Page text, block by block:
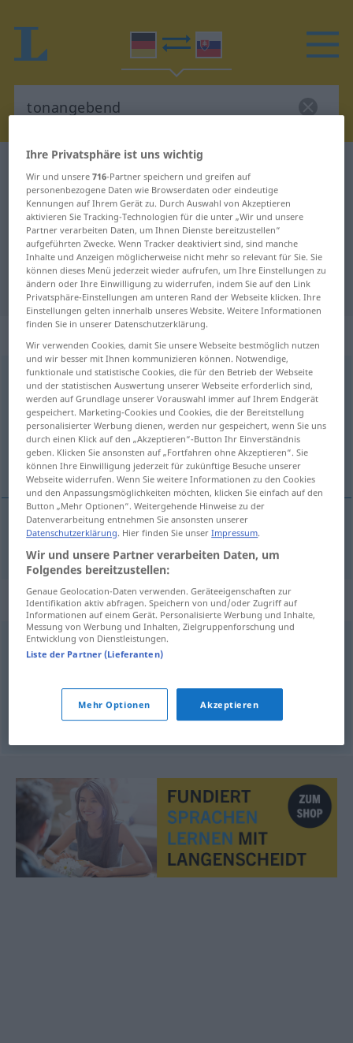
Deutsch-Slowakisch Übersetzung
für "tonangebend"
"tonangebend" Slowakisch
Übersetzung
tonangebend
Übersicht aller Übersetzungen
(Für mehr Details die Übersetzung anklicken/antippen)
udávajúci tón
udávajúcitón tonangebend
Synonyme für "tonangebend"
maßgebend
Ihre Privatsphäre ist uns wichtig
Wir und unsere716-Partner speichern und greifen auf
personenbezogene Daten wie Browserdaten oder eindeutige
Kennungen auf Ihrem Gerät zu. Durch Auswahl von Akzeptieren
aktivieren Sie Tracking-Technologien für die unter „Wir und unsere
Partner verarbeiten Daten, um Ihnen Dienste bereitzustellen“
aufgeführten Zwecke. Wenn Tracker deaktiviert sind, sind manche
Inhalte und Anzeigen möglicherweise nicht mehr so relevant für Sie. Sie
können dieses Menü jederzeit wieder aufrufen, um Ihre Einstellungen zu
ändern oder Ihre Einwilligung zu widerrufen, indem Sie auf den Link
Privatsphäre-Einstellungen am unteren Rand der Webseite klicken. Ihre
Einstellungen gelten innerhalb unseres Website. Weitere Informationen
finden Sie in unserer Datenschutzerklärung.
Wir verwenden Cookies, damit Sie unsere Webseite bestmöglich nutzen
und wir besser mit Ihnen kommunizieren können. Notwendige,
funktionale und statistische Cookies, die für den Betrieb der Webseite
und der statistischen Auswertung unserer Webseite erforderlich sind,
werden auf Grundlage unserer Vorauswahl immer auf Ihrem Endgerät
gespeichert. Marketing-Cookies und Cookies, die der Bereitstellung
personalisierter Werbung dienen, werden nur gespeichert, wenn Sie uns
durch einen Klick auf den „Akzeptieren“-Button Ihr Einverständnis
geben. Klicken Sie ansonsten auf „Fortfahren ohne Akzeptieren“. Sie
können Ihre Einwilligung jederzeit für zukünftige Besuche unserer
Webseite widerrufen. Wenn Sie weitere Informationen zu den Cookies
und den Anpassungsmöglichkeiten möchten, klicken Sie einfach auf den
Button „Mehr Optionen“. Weitergehende Hinweise zu der
Datenverarbeitung entnehmen Sie ansonsten unserer
Datenschutzerklärung. Hier finden Sie unserImpressum.
Wir und unsere Partner verarbeiten Daten, um
Folgendes bereitzustellen:
Genaue Geolocation-Daten verwenden. Geräteeigenschaften zur
Identifikation aktiv abfragen. Speichern von und/oder Zugriff auf
Informationen auf einem Gerät. Personalisierte Werbung und Inhalte,
Messung von Werbung und Inhalten, Zielgruppenforschung und
Entwicklung von Dienstleistungen.
Liste der Partner (Lieferanten)
Mehr Optionen Akzeptieren